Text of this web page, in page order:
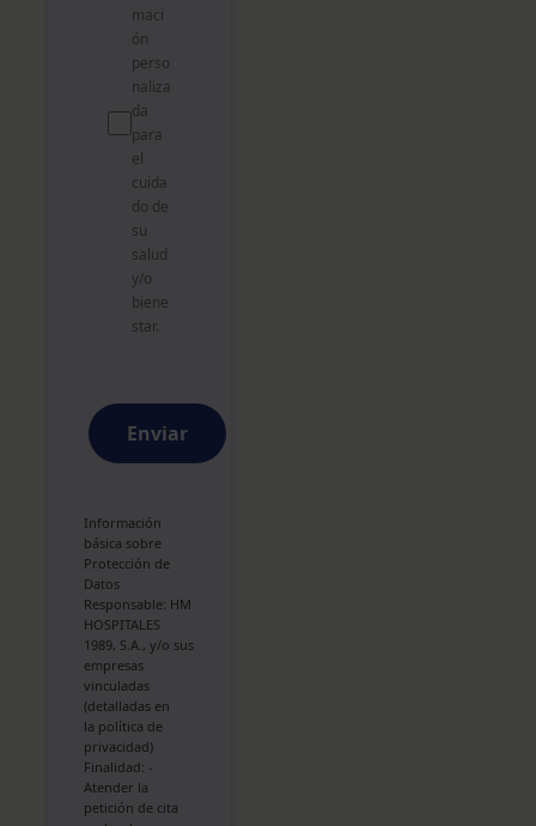
maci
ón
perso
naliza
da
para
el
cuida
do de
su
salud
y/o
biene
star.
Enviar
Información
básica sobre
Protección de
Datos
Responsable: HM
HOSPITALES
1989, S.A., y/o sus
empresas
vinculadas
(detalladas en
la política de
privacidad)
Finalidad: -
Atender la
petición de cita